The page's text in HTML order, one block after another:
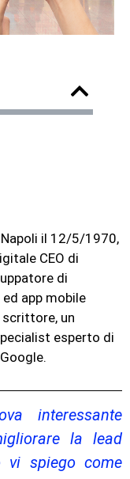
il 12/5/1970,
CEO di
di
app mobile
un
esperto di
interessante
la lead
vi spiego come